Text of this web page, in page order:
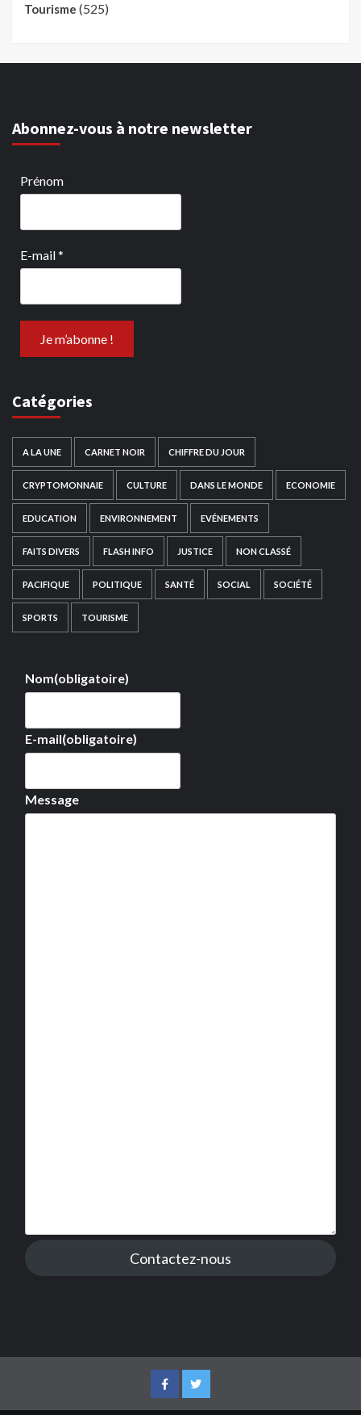
Tourisme (525)
Abonnez-vous à notre newsletter
Prénom
E-mail*
Catégories
A LA UNE CARNET NOIR CHIFFRE DU JOUR
CRYPTOMONNAIE CULTURE DANS LE MONDE ECONOMIE
EDUCATION ENVIRONNEMENT EVÉNEMENTS
FAITS DIVERS FLASH INFO JUSTICE NON CLASSÉ
PACIFIQUE POLITIQUE SANTÉ SOCIAL SOCIÉTÉ
SPORTS TOURISME
Nom(obligatoire)
E-mail(obligatoire)
Message
Contactez-nous
FacebookTwitter